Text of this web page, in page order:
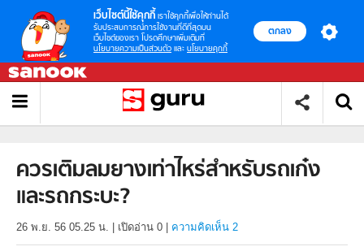
เว็บไซต์นี้ใช้คุกกี้ เราใช้คุกกี้เพื่อให้ท่านได้
รับประสบการณ์การใช้งานที่ดีที่สุดบน
เว็บไซต์ของเรา โปรดศึกษาเพิ่มเติมที่
นโยบายความเป็นส่วนตัว และ นโยบายคุกกี้
ตกลง
ควรเติมลมยางเท่าไหร่สำหรับรถเก๋ง
และรถกระบะ?
26 พ.ย. 56 05.25 น. เปิดอ่าน 0 ความคิดเห็น 2